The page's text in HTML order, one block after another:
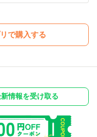
で購入する
情報を受け取る